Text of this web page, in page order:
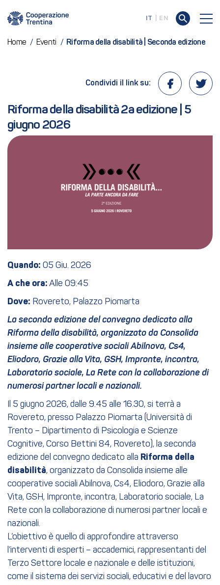
IT EN
Home / Eventi / Riforma della disabilità | Seconda edizione
Condividi il link su:
Riforma della disabilità 2a edizione | 5
giugno 2026
Quando: 05 Giu. 2026
A che ora: Alle 09:45
Dove: Rovereto, Palazzo Piomarta
La seconda edizione del convegno dedicato alla
Riforma della disabilità, organizzato da Consolida
insieme alle cooperative sociali Abilnova, Cs4,
Eliodoro, Grazie alla Vita, GSH, Impronte, incontra,
Laboratorio sociale, La Rete con la collaborazione di
numerosi partner locali e nazionali.
Il 5 giugno 2026, dalle 9.45 alle 16.30, si terrà a
Rovereto, presso Palazzo Piomarta (Università di
Trento – Dipartimento di Psicologia e Scienze
Cognitive, Corso Bettini 84, Rovereto), la seconda
edizione del convegno dedicato alla Riforma della
disabilità, organizzato da Consolida insieme alle
cooperative sociali Abilnova, Cs4, Eliodoro, Grazie alla
Vita, GSH, Impronte, incontra, Laboratorio sociale, La
Rete con la collaborazione di numerosi partner locali e
nazionali.
L’obiettivo è quello di approfondire attraverso
l’interventi di esperti – accademici, rappresentanti del
Terzo Settore locale e nazionale e delle istituzioni,
come il sistema dei servizi sociali, educativi e del lavoro